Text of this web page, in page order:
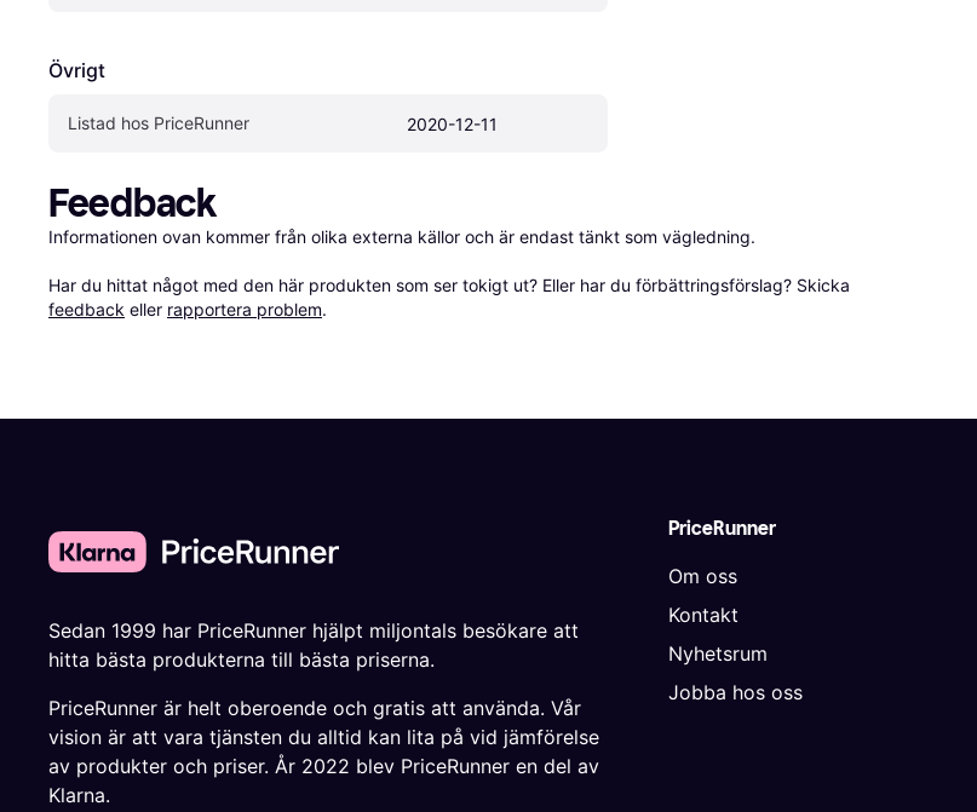
Övrigt
Listad hos PriceRunner 2020-12-11
Feedback
Informationen ovan kommer från olika externa källor och är endast tänkt som vägledning.
Har du hittat något med den här produkten som ser tokigt ut? Eller har du förbättringsförslag? Skicka
feedback eller rapportera problem.
PriceRunner
Om oss
Kontakt
Nyhetsrum
Jobba hos oss
Sedan 1999 har PriceRunner hjälpt miljontals besökare att
hitta bästa produkterna till bästa priserna.
PriceRunner är helt oberoende och gratis att använda. Vår
vision är att vara tjänsten du alltid kan lita på vid jämförelse
av produkter och priser. År 2022 blev PriceRunner en del av
Klarna.